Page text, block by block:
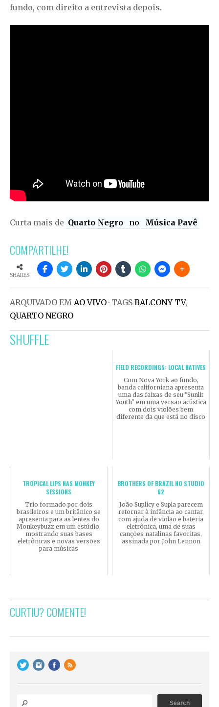
fundo, com direito a entrevista depois.
Curta mais de Quarto Negro no Música Pavê
COMPARTILHE!
SHARES
ARQUIVADO EM AO VIVO · TAGS BALCONY TV,
QUARTO NEGRO
SHUFFLE
FIELD RECORDINGS: LOCAL NATIVES
Com Nova York ao fundo,
banda californiana apresenta
uma das faixas de seu "Sunlit
Youth" em uma versão acústica
com dois violões bem
diferente da que está no disco
TROPICAL LIPS NAS MONKEY
SESSIONS
Trio formado por dois
brasileiros e um britânico se
apresenta para as lentes do
Monkeybuzz em um estúdio,
mostrando suas bases
eletrônicas e novas versões
para músicas
BROTHERS OF BRAZIL NO STUDIO
62
João Suplicy e Supla parecem
retornar à infância ao cantar,
com ajuda de violão e bateria
eletrônica, uma de suas
canções natalinas favoritas,
assinada por John Lennon
CURTIU? COMENTE!